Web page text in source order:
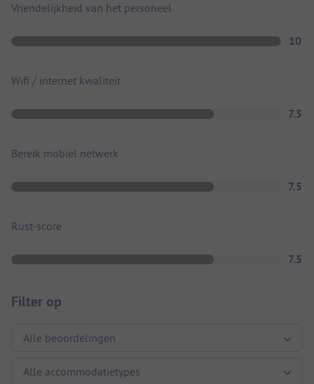
Vriendelijkheid van het personeel
10
Wifi / internet kwaliteit
7.5
Bereik mobiel netwerk
7.5
Rust-score
7.5
Filter op